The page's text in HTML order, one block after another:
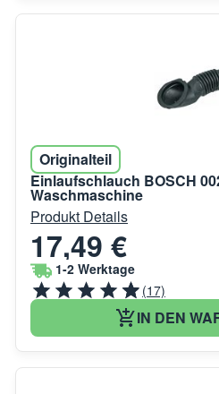
Originalteil
Einlaufschlauch BOSCH
Waschmaschine
Produkt Details
17,49 €
1-2 Werktage
(17)
IN DEN